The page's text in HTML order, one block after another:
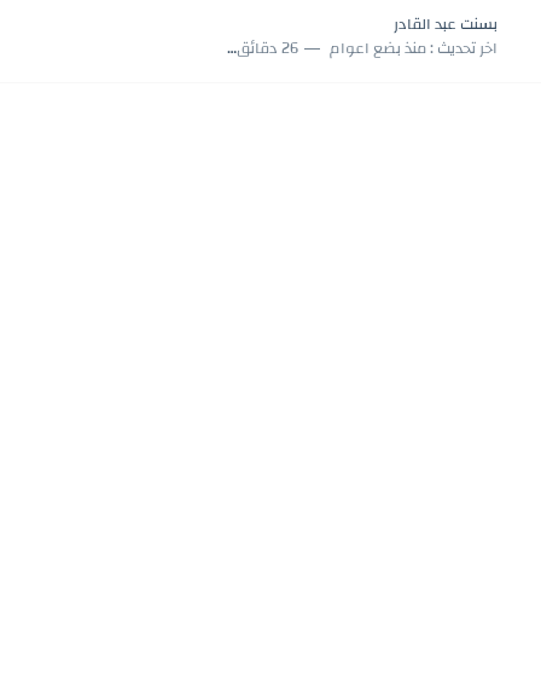
بسنت عبد القادر
اخر تحديث :منذ بضع اعوام 26 دقائق للقراءة